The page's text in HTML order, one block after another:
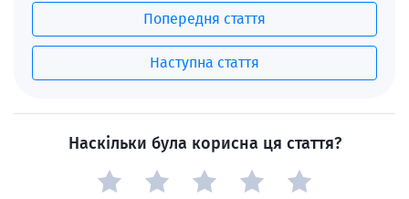
Попередня стаття
Наступна стаття
Наскільки була корисна ця стаття?